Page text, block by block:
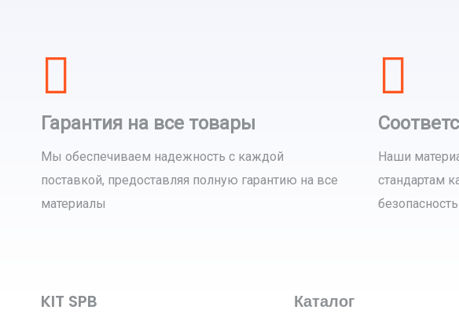
Гарантия на все товары
Мы обеспечиваем надежность с каждой
поставкой, предоставляя полную гарантию на все
материалы
Наши
стандартам
KIT SPB Каталог